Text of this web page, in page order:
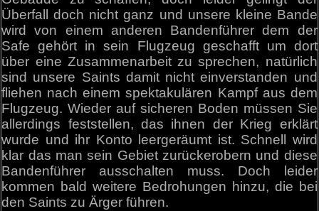
Überfall doch nicht ganz und unsere kleine Bande
wird von einem anderen Bandenführer dem der
Safe gehört in sein Flugzeug geschafft um dort
über eine Zusammenarbeit zu sprechen, natürlich
sind unsere Saints damit nicht einverstanden und
fliehen nach einem spektakulären Kampf aus dem
Flugzeug. Wieder auf sicheren Boden müssen Sie
allerdings feststellen, das ihnen der Krieg erklärt
wurde und ihr Konto leergeräumt ist. Schnell wird
klar das man sein Gebiet zurückerobern und diese
Bandenführer ausschalten muss. Doch leider
kommen bald weitere Bedrohungen hinzu, die bei
den Saints zu Ärger führen.